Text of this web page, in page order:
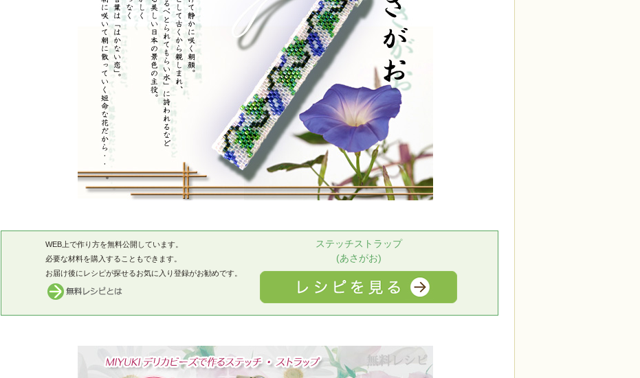
WEB上で作り方を無料公開しています。
必要な材料を購入することもできます。
お届け後にレシピが探せるお気に入り登録がお勧めです。
ステッチストラップ
(あさがお)